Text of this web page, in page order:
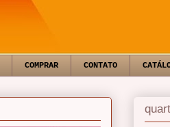
COMPRAR CONTATO